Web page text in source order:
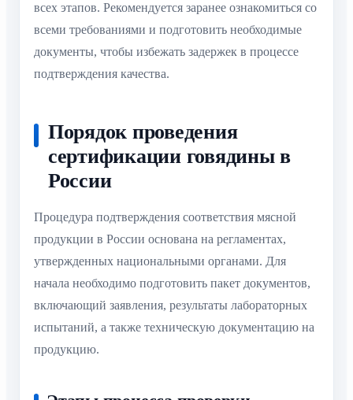
всех этапов. Рекомендуется заранее ознакомиться со
всеми требованиями и подготовить необходимые
документы, чтобы избежать задержек в процессе
подтверждения качества.
Порядок проведения
сертификации говядины в
России
Процедура подтверждения соответствия мясной
продукции в России основана на регламентах,
утвержденных национальными органами. Для
начала необходимо подготовить пакет документов,
включающий заявления, результаты лабораторных
испытаний, а также техническую документацию на
продукцию.